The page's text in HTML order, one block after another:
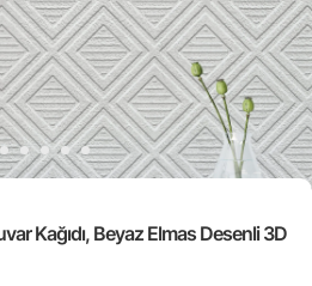
Kağıdı, Beyaz Elmas Desenli 3D